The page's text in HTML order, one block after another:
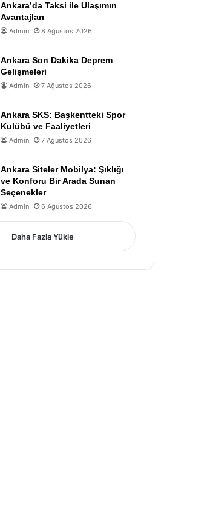
Ankara’da Taksi ile Ulaşımın
Avantajları
Admin 8 Ağustos 2026
Ankara Son Dakika Deprem
Gelişmeleri
Admin 7 Ağustos 2026
Ankara SKS: Başkentteki Spor
Kulübü ve Faaliyetleri
Admin 7 Ağustos 2026
Ankara Siteler Mobilya: Şıklığı
ve Konforu Bir Arada Sunan
Seçenekler
Admin 6 Ağustos 2026
Daha Fazla Yükle